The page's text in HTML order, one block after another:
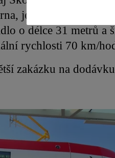
je koncipovaná
o délce 31 metrů a
rychlosti 70 km/
zakázku na